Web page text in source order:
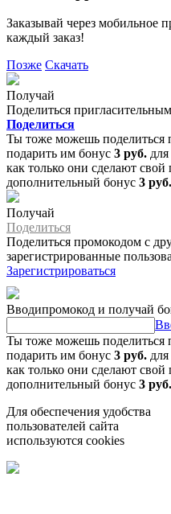
Заказывай через мобильное
каждый заказ!
Позже Скачать
Получай
Поделиться
Поделиться
Ты тоже можешь поделиться
подарить им бонус 3 руб.
как только они сделают
дополнительный бонус 3 руб.
Получай
Поделиться
Поделиться промокодом с
зарегистрированные
Зарегистрироваться
Вводипромокод и получай
Ты тоже можешь поделиться
подарить им бонус 3 руб.
как только они сделают
дополнительный бонус 3 руб.
Для обеспечения удобства
пользователей сайта
используются cookies